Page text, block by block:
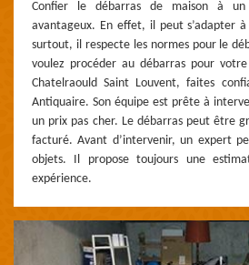
Confier le débarras de maison à un
avantageux. En effet, il peut s’adapter
surtout, il respecte les normes pour le
voulez procéder au débarras pour
Chatelraould Saint Louvent, faites
Antiquaire. Son équipe est prête à
un prix pas cher. Le débarras peut être
facturé. Avant d’intervenir, un expert
objets. Il propose toujours une
expérience.